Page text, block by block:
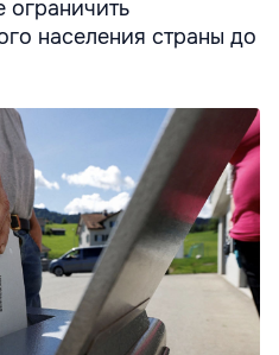
ограничить
населения страны до